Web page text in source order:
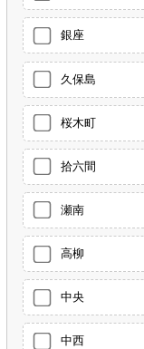
銀座
久保島
桜木町
拾六間
瀬南
高柳
中央
中西